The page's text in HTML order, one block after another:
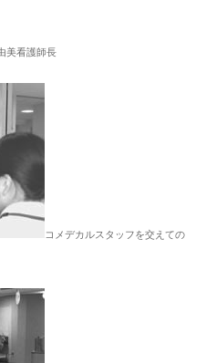
美看護師長
コメデカルスタッフを交えての